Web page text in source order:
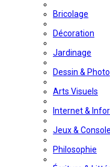
Bricolage
Décoration
Jardinage
Dessin &
Arts Visuels
Internet &
Jeux &
Philosophie